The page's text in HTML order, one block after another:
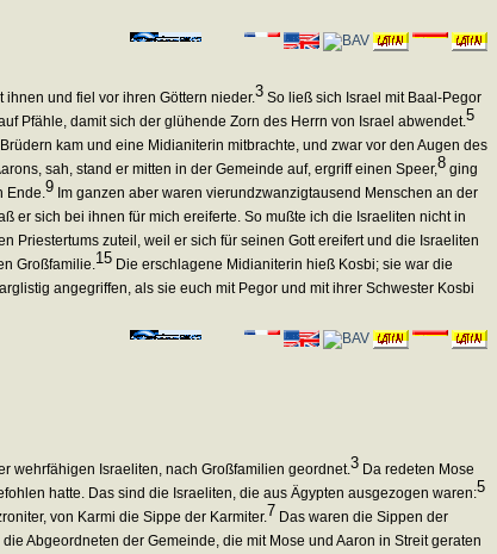
und fiel vor ihren Göttern nieder.3 So ließ sich Israel mit Baal-Pegor
Pfähle, damit sich der glühende Zorn des Herrn von Israel abwendet.5
kam und eine Midianiterin mitbrachte, und zwar vor den Augen des
sah, stand er mitten in der Gemeinde auf, ergriff einen Speer,8 ging
9 Im ganzen aber waren vierundzwanzigtausend Menschen an der
er sich bei ihnen für mich ereiferte. So mußte ich die Israeliten nicht in
Priestertums zuteil, weil er sich für seinen Gott ereifert und die Israeliten
Großfamilie. 15 Die erschlagene Midianiterin hieß Kosbi; sie war die
angegriffen, als sie euch mit Pegor und mit ihrer Schwester Kosbi
wehrfähigen Israeliten, nach Großfamilien geordnet.3 Da redeten Mose
hatte. Das sind die Israeliten, die aus Ägypten ausgezogen waren:5
von Karmi die Sippe der Karmiter.7 Das waren die Sippen der
Abgeordneten der Gemeinde, die mit Mose und Aaron in Streit geraten